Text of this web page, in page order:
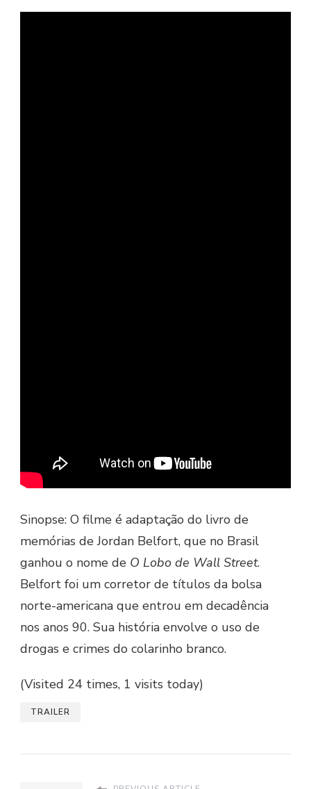
Sinopse: O filme é adaptação do livro de
memórias de Jordan Belfort, que no Brasil
ganhou o nome de O Lobo de Wall Street.
Belfort foi um corretor de títulos da bolsa
norte-americana que entrou em decadência
nos anos 90. Sua história envolve o uso de
drogas e crimes do colarinho branco.
(Visited 24 times, 1 visits today)
TRAILER